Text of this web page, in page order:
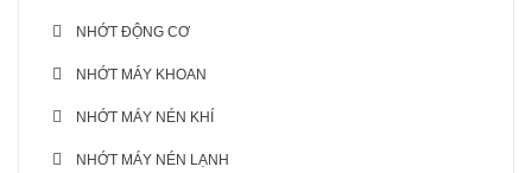
NHỚT ĐỘNG CƠ
NHỚT MÁY KHOAN
NHỚT MÁY NÉN KHÍ
NHỚT MÁY NÉN LẠNH